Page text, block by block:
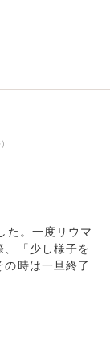
た。一度リウマ
「少し様子を
時は一旦終了